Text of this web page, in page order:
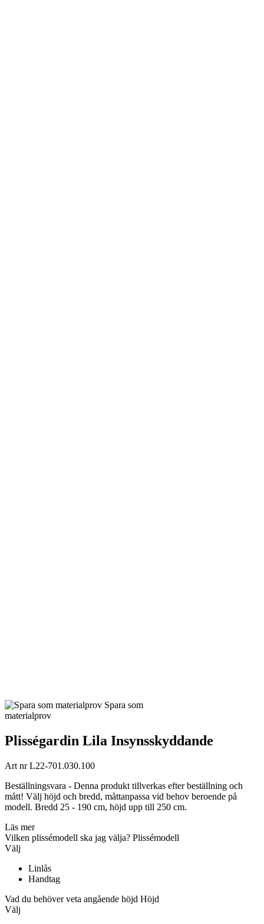
Spara som
materialprov
Plisségardin Lila Insynsskyddande
Art nrL22-701.030.100
Beställningsvara - Denna produkt tillverkas efter beställning och
mått! Välj höjd och bredd, måttanpassa vid behov beroende på
modell. Bredd 25 - 190 cm, höjd upp till 250 cm.
Läs mer
Vilken plissémodell ska jag välja? Plissémodell
Välj
Linlås
Handtag
Vad du behöver veta angående höjd Höjd
Välj